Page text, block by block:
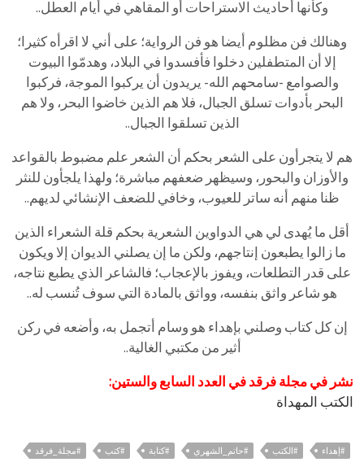
وكأنها أحاديث الاستراحات أو المقاهي في أيام العطل..
وهنالك فن مظلوم أيضا هو فن الرواية؛ على أني لا اقرأه كثيرا؛
إلا أن المتطفلين دخلوا فأفسدوا في البلاد، وهدمّوا البيوت
والصوامع -سامحهم الله- يريدون أن يركبوا الموجة، فركبوا
البحر بأدوات تسلق الجبال، فلا هم الذين خاضوا البحر، ولا هم
الذين تسلقوا الجبال..
هم لا يتجرأون على الشعر بحكم أن الشعر علم مضبوط بالقواعد
والأوزان والبحور، وسيظهر ضعفهم مباشرة؛ ولهذا يلجأون للنثر
ظنا منهم أنه ساتر للعيوب، وخافي للضعف الإنشائي لديهم..
أقل ما يُهدى لي هي الدواوين الشعرية بحكم قلة الشعراء الذين
ما زالوا يطبعون إنتاجهم، ولكن ما إن يصلني الديوان إلا ويكون
على قدر التطلعات، ويفوز بالإعجاب؛ فالشاعر الذي يطبع نتاجه،
هو شاعر واثق بنفسه، وواثق بالمادة التي سوف تُنسب له..
إن كل كتاب وصلني بإهداء هو وسام أتجمل به، وأضعه في ركن
أثير من مكتبي الغالية..
نشر في مجلة فرقد في العدد السابع والستين:
الكتب المهداة
#إهداء #الكتب #حاتم_الشهري #كتابة #كتب #مجلة_فرقد